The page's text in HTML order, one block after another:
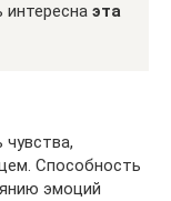
эта
Способность
эмоций